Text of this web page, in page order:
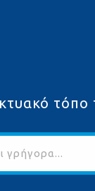
γρήγορα...